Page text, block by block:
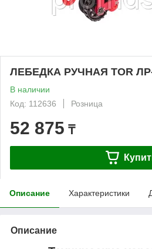
ЛЕБЕДКА РУЧНАЯ TOR
В наличии
Код: 112636
Розница
52 875 ₸
Описание Характеристики
Описание